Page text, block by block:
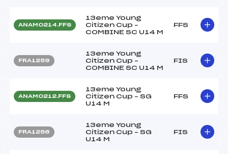
ANAM0214.FFS
13eme Young
Citizen Cup –
COMBINE SC U14 M
FFS
FRA1259
13eme Young
Citizen Cup –
COMBINE SC U14 M
FIS
ANAM0212.FFS
13eme Young
Citizen Cup – SG
U14 M
FFS
FRA1256
13eme Young
Citizen Cup – SG
U14 M
FIS